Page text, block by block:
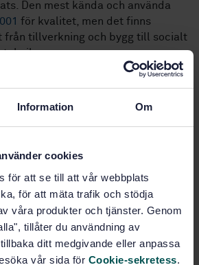
Information Om
cookies
för att se till att vår webbplats
för att mäta trafik och stödja
våra produkter och tjänster. Genom
tillåter du användning av
ditt medgivande eller anpassa
vår sida för Cookie-sekretess.
Den mest kända och använda
för kvalitet, men det finns
från tillverkning och bygg till socialt
teknik.
och ses regelbundet över genom
där medlemsländerna kan
SIS nationella kommittéerkan